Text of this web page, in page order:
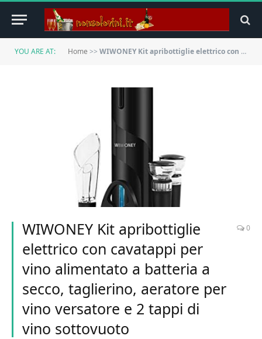
YOU ARE AT: Home >> WIWONEY Kit apribottiglie elettrico con cavatappi per vino alimentato a batteria a secco, taglierino, aeratore per vino versatore e 2 tappi di vino sottovuoto
WIWONEY Kit apribottiglie
elettrico con cavatappi per
vino alimentato a batteria a
secco, taglierino, aeratore per
vino versatore e 2 tappi di
vino sottovuoto
0